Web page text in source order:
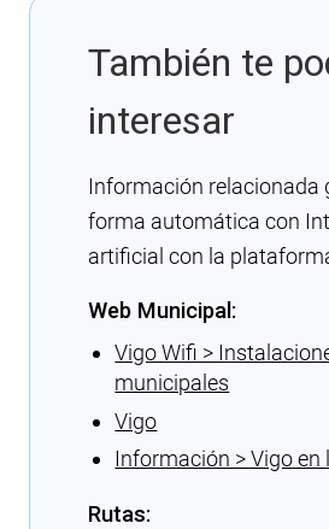
También te
interesar
Información relacionada
forma automática con
artificial con la
Web Municipal:
Vigo Wifi >
municipales
Vigo
Información > Vigo en
Rutas: